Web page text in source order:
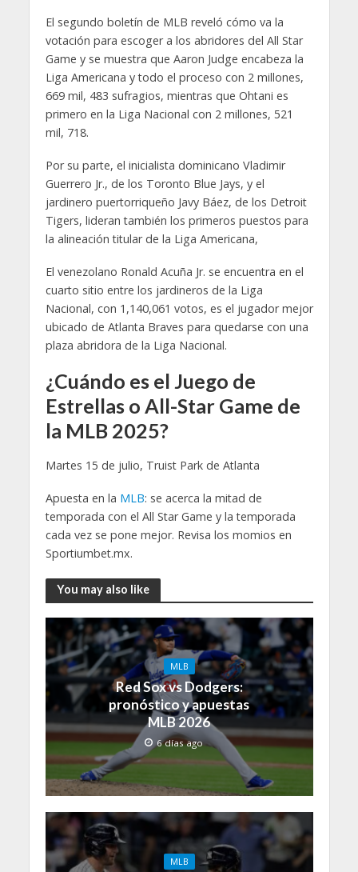
El segundo boletín de MLB reveló cómo va la
votación para escoger a los abridores del All Star
Game y se muestra que Aaron Judge encabeza la
Liga Americana y todo el proceso con 2 millones,
669 mil, 483 sufragios, mientras que Ohtani es
primero en la Liga Nacional con 2 millones, 521
mil, 718.
Por su parte, el inicialista dominicano Vladimir
Guerrero Jr., de los Toronto Blue Jays, y el
jardinero puertorriqueño Javy Báez, de los Detroit
Tigers, lideran también los primeros puestos para
la alineación titular de la Liga Americana,
El venezolano Ronald Acuña Jr. se encuentra en el
cuarto sitio entre los jardineros de la Liga
Nacional, con 1,140,061 votos, es el jugador mejor
ubicado de Atlanta Braves para quedarse con una
plaza abridora de la Liga Nacional.
¿Cuándo es el Juego de
Estrellas o All-Star Game de
la MLB 2025?
Martes 15 de julio, Truist Park de Atlanta
Apuesta en la MLB: se acerca la mitad de
temporada con el All Star Game y la temporada
cada vez se pone mejor. Revisa los momios en
Sportiumbet.mx.
You may also like
MLB
Red Sox vs Dodgers:
pronóstico y apuestas
MLB 2026
6 días ago
MLB